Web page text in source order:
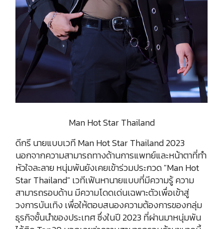
Man Hot Star Thailand
ดีกรี นายแบบเวที Man Hot Star Thailand 2023
นอกจากความสามารถทางด้านการแพทย์และหน้าตาที่ทำ
หัวใจละลาย หนุ่มพันยังเคยเข้าร่วมประกวด "Man Hot
Star Thailand" เวทีเฟ้นหานายแบบที่มีความรู้ ความ
สามารถรอบด้าน มีความโดดเด่นเฉพาะตัวเพื่อเข้าสู่
วงการบันเทิง เพื่อให้ตอบสนองความต้องการของกลุ่ม
ธุรกิจชั้นนำของประเทศ ซึ่งในปี 2023 ที่ผ่านมาหนุ่มพัน